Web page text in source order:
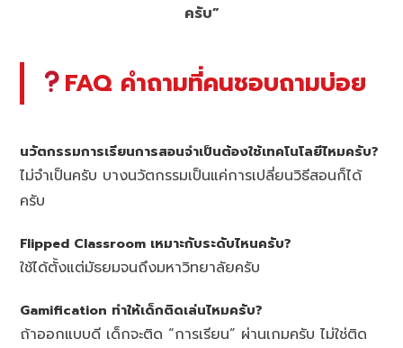
ครับ”
FAQ คำถามที่คนชอบถามบ่อย
นวัตกรรมการเรียนการสอนจำเป็นต้องใช้เทคโนโลยีไหมครับ?
ไม่จำเป็นครับ บางนวัตกรรมเป็นแค่การเปลี่ยนวิธีสอนก็ได้
ครับ
Flipped Classroom เหมาะกับระดับไหนครับ?
ใช้ได้ตั้งแต่มัธยมจนถึงมหาวิทยาลัยครับ
Gamification ทำให้เด็กติดเล่นไหมครับ?
ถ้าออกแบบดี เด็กจะติด “การเรียน” ผ่านเกมครับ ไม่ใช่ติด